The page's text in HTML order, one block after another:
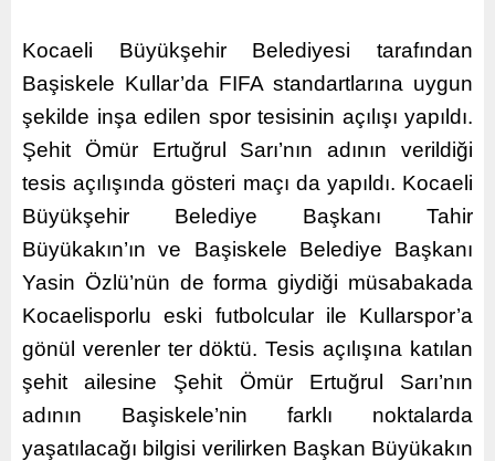
Kocaeli Büyükşehir Belediyesi tarafından
Başiskele Kullar’da FIFA standartlarına uygun
şekilde inşa edilen spor tesisinin açılışı yapıldı.
Şehit Ömür Ertuğrul Sarı’nın adının verildiği
tesis açılışında gösteri maçı da yapıldı. Kocaeli
Büyükşehir Belediye Başkanı Tahir
Büyükakın’ın ve Başiskele Belediye Başkanı
Yasin Özlü’nün de forma giydiği müsabakada
Kocaelisporlu eski futbolcular ile Kullarspor’a
gönül verenler ter döktü. Tesis açılışına katılan
şehit ailesine Şehit Ömür Ertuğrul Sarı’nın
adının Başiskele’nin farklı noktalarda
yaşatılacağı bilgisi verilirken Başkan Büyükakın